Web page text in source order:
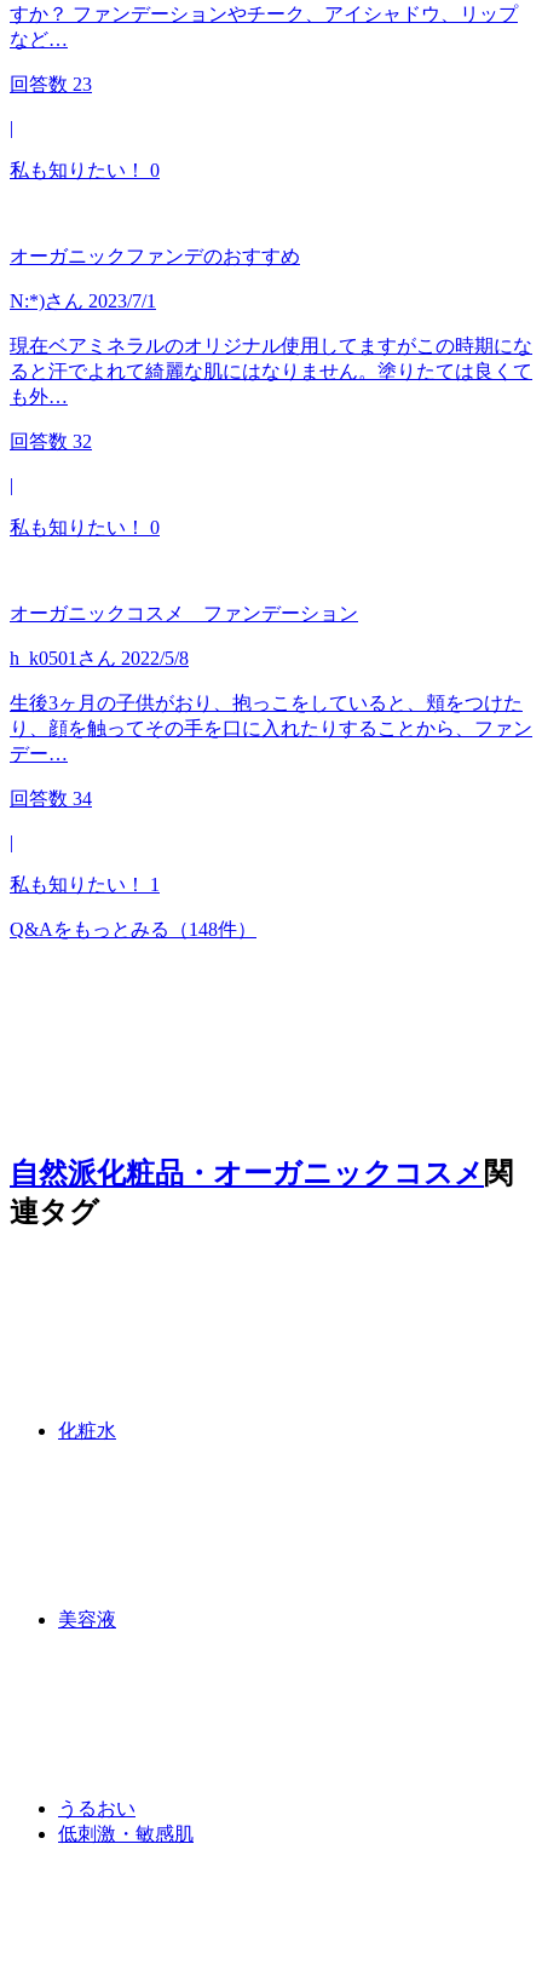
すか？ ファンデーションやチーク、アイシャドウ、リップ
など…
回答数 23
|
私も知りたい！ 0
オーガニックファンデのおすすめ
N:*)さん 2023/7/1
現在ベアミネラルのオリジナル使用してますがこの時期にな
ると汗でよれて綺麗な肌にはなりません。塗りたては良くて
も外…
回答数 32
|
私も知りたい！ 0
オーガニックコスメ ファンデーション
h_k0501 さん 2022/5/8
生後3ヶ月の子供がおり、抱っこをしていると、頬をつけた
り、顔を触ってその手を口に入れたりすることから、ファン
デー…
回答数 34
|
私も知りたい！ 1
Q&Aをもっとみる （148件）
自然派化粧品・オーガニックコスメ 関
連タグ
化粧水
美容液
うるおい
低刺激・敏感肌